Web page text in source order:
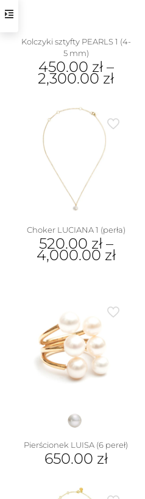
Kolczyki sztyfty PEARLS 1 (4-
5 mm)
450.00 zł–
2,300.00 zł
wariantów.
można
wybrać
na
stronie
produktu
Choker LUCIANA 1 (perła)
520.00 zł–
4,000.00 zł
wariantów.
Opcje
można
wybrać
na
stronie
produktu
Pierścionek LUISA (6 pereł)
650.00 zł
ma